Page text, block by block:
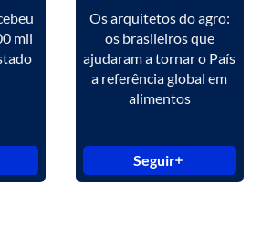
mil
Os arquitetos do agro:
os brasileiros que
ajudaram a tornar o País
a referência global em
alimentos
Seguir